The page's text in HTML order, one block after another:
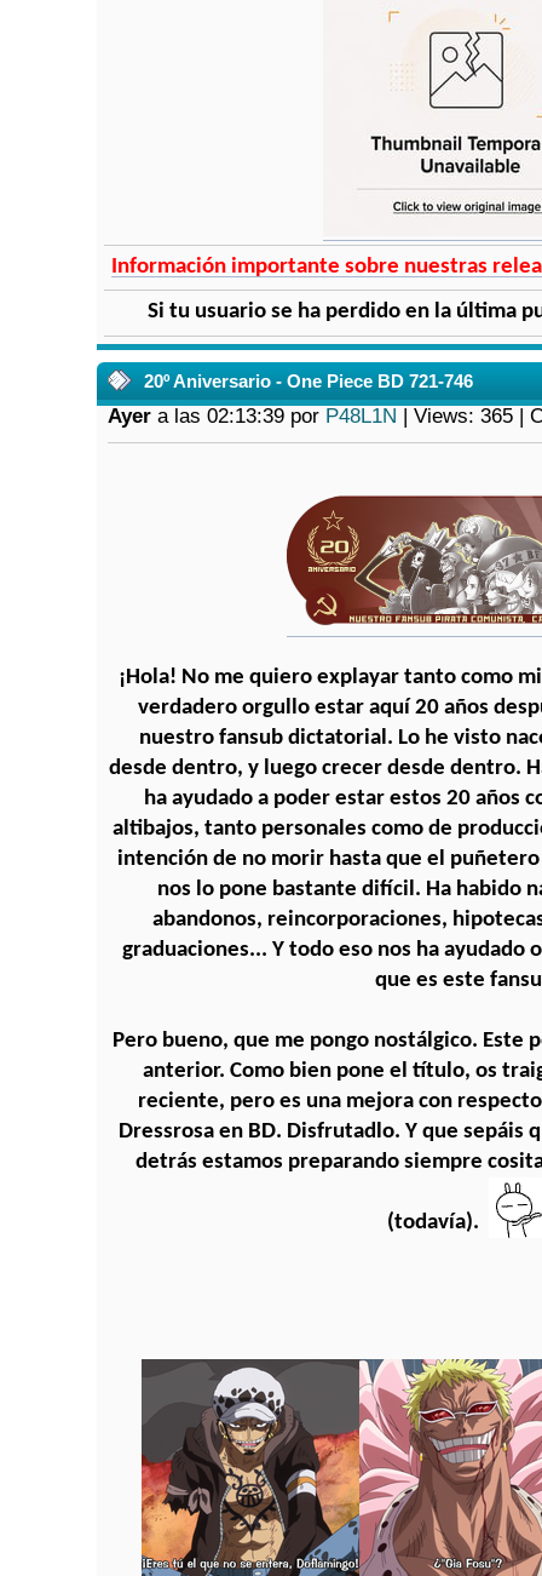
Información importante sobre nuestras
Si tu usuario se ha perdido en la última
20º Aniversario - One Piece BD 721-746
Ayer a las 02:13:39 por P48L1N | Views: 365 |
¡Hola! No me quiero explayar tanto como
verdadero orgullo estar aquí 20 años
nuestro fansub dictatorial. Lo he visto
desde dentro, y luego crecer desde dentro.
ha ayudado a poder estar estos 20 años
altibajos, tanto personales como de
intención de no morir hasta que el puñetero
nos lo pone bastante difícil. Ha habido
abandonos, reincorporaciones,
graduaciones... Y todo eso nos ha ayudado
que es este
Pero bueno, que me pongo nostálgico. Este
anterior. Como bien pone el título, os
reciente, pero es una mejora con
Dressrosa en BD. Disfrutadlo. Y que sepáis
detrás estamos preparando siempre
(todavía).